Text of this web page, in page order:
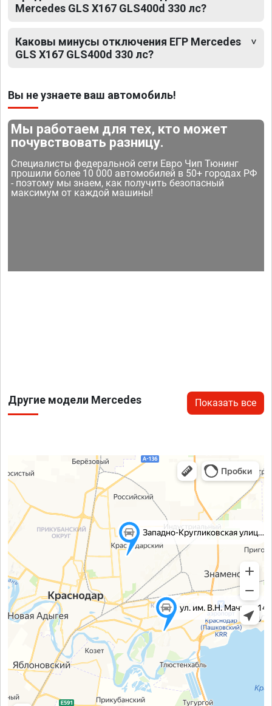
Mercedes GLS X167 GLS400d 330 лс?
Каковы минусы отключения ЕГР Mercedes
GLS X167 GLS400d 330 лс?
Вы не узнаете ваш автомобиль!
Мы работаем для тех, кто может
почувствовать разницу.
Специалисты федеральной сети Евро Чип Тюнинг
прошили более 10 000 автомобилей в 50+ городах РФ
- поэтому мы знаем, как получить безопасный
максимум от каждой машины!
Другие модели Mercedes Показать все